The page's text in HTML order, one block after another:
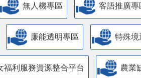
無人機專區 客語推廣專
廉能透明專區 特殊境
福利服務資源整合平台 農業